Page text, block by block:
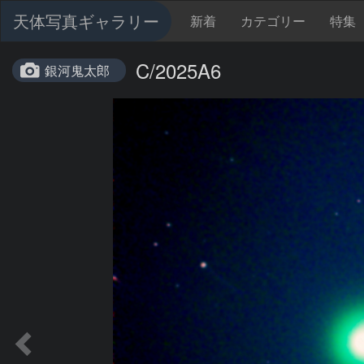
天体写真ギャラリー 新着 カテゴリー 特集
銀河鬼太郎 C/2025A6